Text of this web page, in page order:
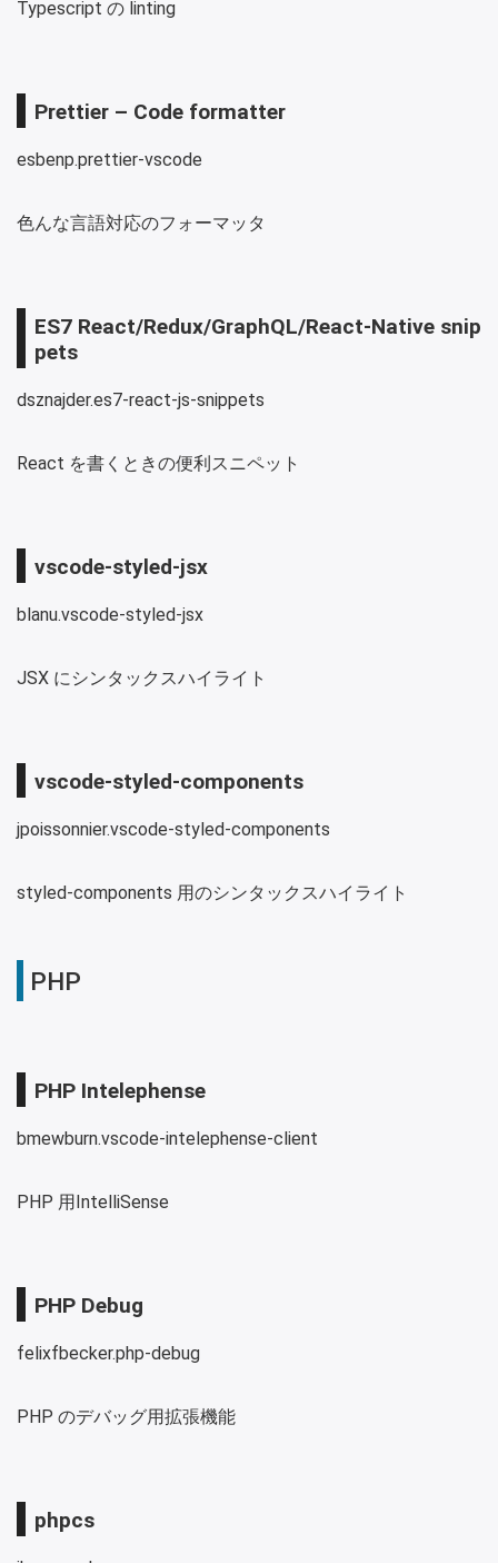
Typescript の linting
Prettier – Code formatter
esbenp.prettier-vscode
色んな言語対応のフォーマッタ
ES7 React/Redux/GraphQL/React-Native snip
pets
dsznajder.es7-react-js-snippets
React を書くときの便利スニペット
vscode-styled-jsx
blanu.vscode-styled-jsx
JSX にシンタックスハイライト
vscode-styled-components
jpoissonnier.vscode-styled-components
styled-components 用のシンタックスハイライト
PHP
PHP Intelephense
bmewburn.vscode-intelephense-client
PHP 用IntelliSense
PHP Debug
felixfbecker.php-debug
PHP のデバッグ用拡張機能
phpcs